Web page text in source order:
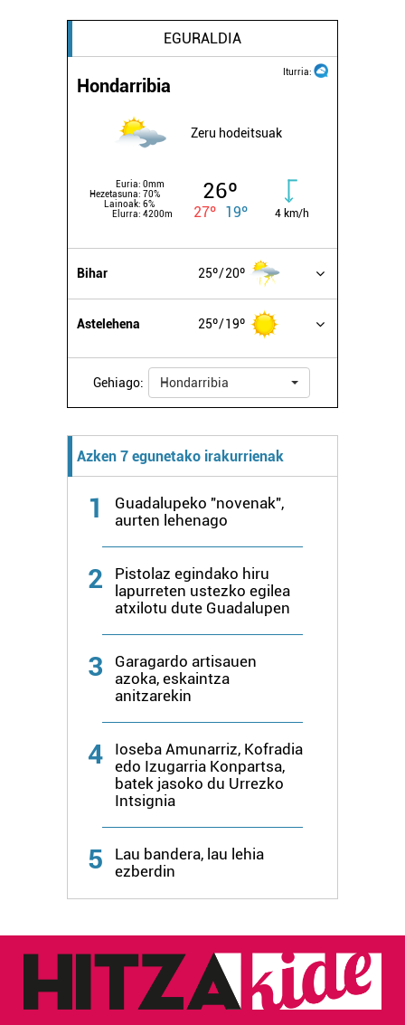
EGURALDIA
Iturria:
Hondarribia
Zeru hodeitsuak
Euria: 0mm
Hezetasuna: 70%
Lainoak: 6%
Elurra: 4200m
26º
27º 19º 4 km/h
Bihar 25º 20º
Astelehena 25º 19º
Gehiago: Hondarribia
Azken 7 egunetako irakurrienak
1
Guadalupeko "novenak",
aurten lehenago
2
Pistolaz egindako hiru
lapurreten ustezko egilea
atxilotu dute Guadalupen
3
Garagardo artisauen
azoka, eskaintza
anitzarekin
4
Ioseba Amunarriz, Kofradia
edo Izugarria Konpartsa,
batek jasoko du Urrezko
Intsignia
5
Lau bandera, lau lehia
ezberdin